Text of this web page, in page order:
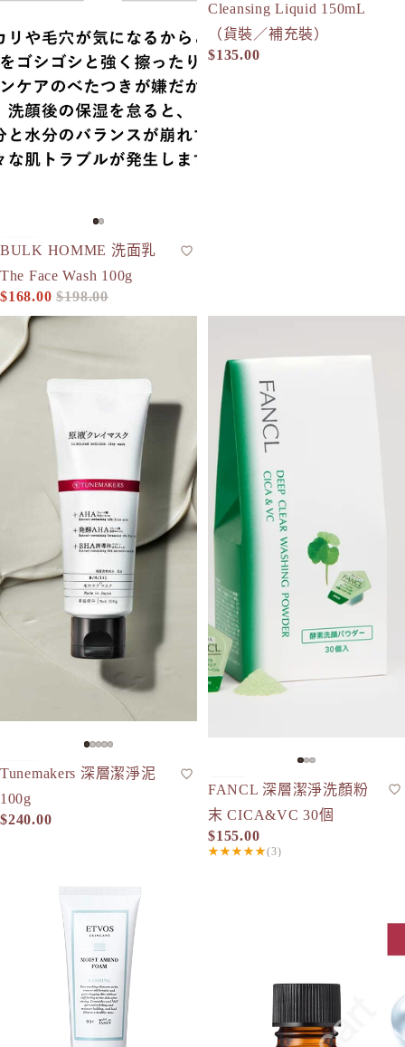
-15%
潔面泡沫
人氣
BULK HOMME 洗面乳
The Face Wash 100g
促銷價
$168.00 定價
$198.00
Cleansing Liquid 150mL
（貨裝／補充裝）
$135.00
Tunemakers 深層潔淨泥 100g
泥狀面膜
人氣
Tunemakers 深層潔淨泥
100g
$240.00
限量
潔面粉
人氣
FANCL 深層潔淨洗顏粉
末 CICA&VC 30個
$155.00
★★★★★(3)